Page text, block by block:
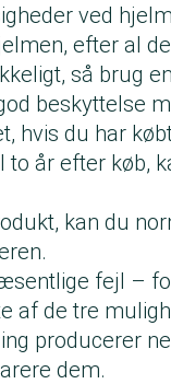
ved
efter al
så brug
beskyttelse
hvis du har
år efter køb,
kan du
fejl –
af de tre
producerer
dem.